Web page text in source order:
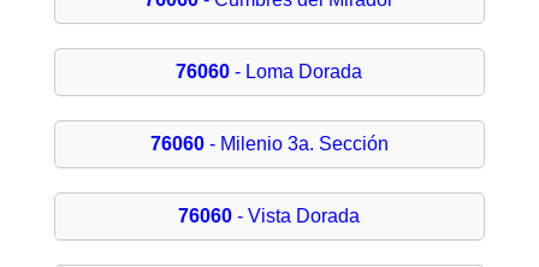
76060 - Loma Dorada
76060- Milenio 3a. Sección
76060 - Vista Dorada